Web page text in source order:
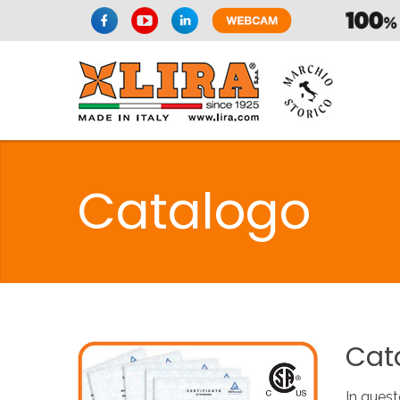
SIFONI
LA
Catalogo